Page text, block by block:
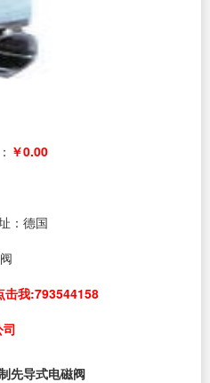
￥0.00
：德国
击我:793544158
先导式电磁阀